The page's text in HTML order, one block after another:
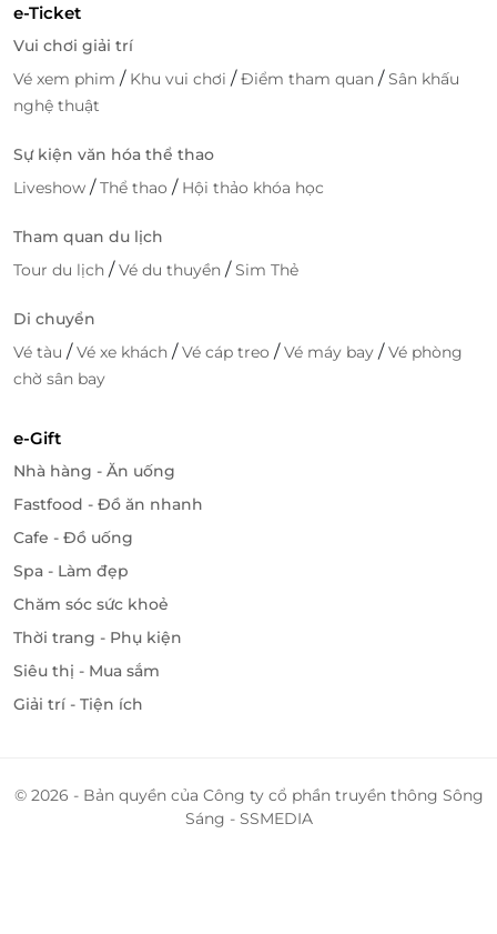
e-Ticket
Vui chơi giải trí
Vé xem phim / Khu vui chơi /Điểm tham quan /Sân khấu
nghệ thuật
Sự kiện văn hóa thể thao
Liveshow /Thể thao / Hội thảo khóa học
Tham quan du lịch
Tour du lịch /Vé du thuyền /Sim Thẻ
Di chuyển
Vé tàu /Vé xe khách /Vé cáp treo /Vé máy bay /Vé phòng
chờ sân bay
e-Gift
Nhà hàng - Ăn uống
Fastfood - Đồ ăn nhanh
Cafe - Đồ uống
Spa - Làm đẹp
Chăm sóc sức khoẻ
Thời trang - Phụ kiện
Siêu thị - Mua sắm
Giải trí - Tiện ích
© 2026 - Bản quyền của Công ty cổ phần truyền thông Sông
Sáng - SSMEDIA